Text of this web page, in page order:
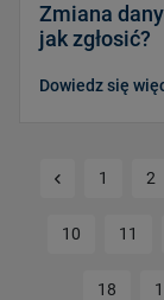
Zmiana
jak zgłosić?
Dowiedz się
Poprzednia
1 2
10 11
18